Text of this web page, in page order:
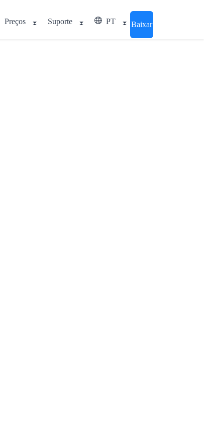
Preços Suporte PT Baixar